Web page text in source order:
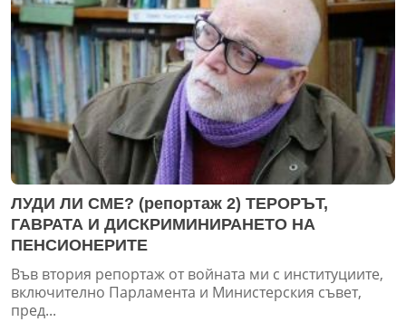
ЛУДИ ЛИ СМЕ? (репортаж 2) ТЕРОРЪТ,
ГАВРАТА И ДИСКРИМИНИРАНЕТО НА
ПЕНСИОНЕРИТЕ
Във втория репортаж от войната ми с институциите,
включително Парламента и Министерския съвет,
пред...